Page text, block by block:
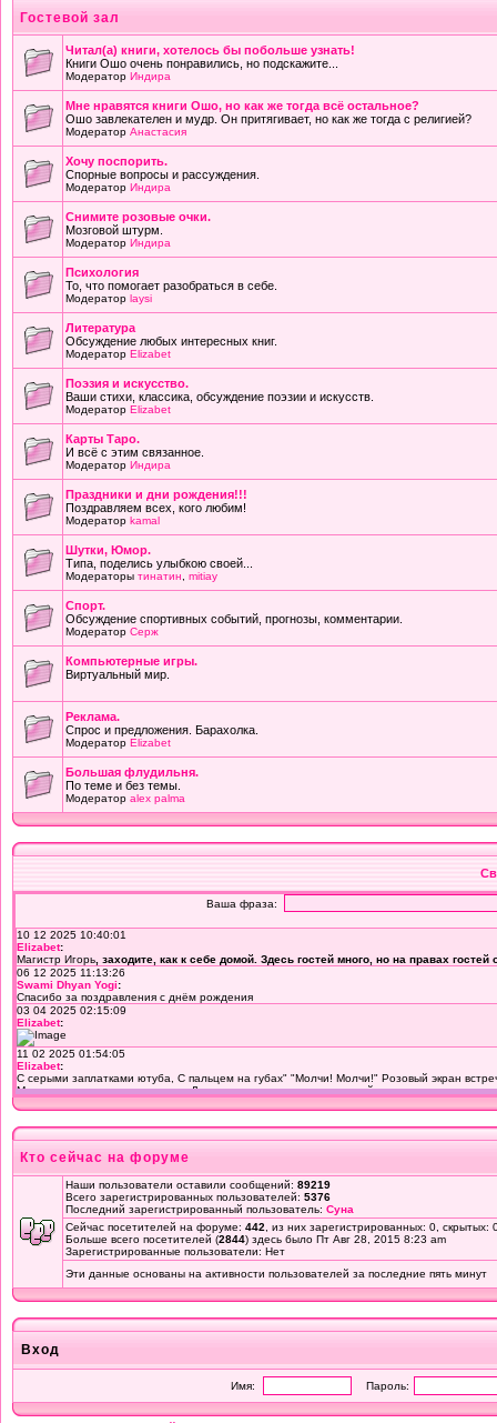
Гостевой зал
Читал(а) книги, хотелось бы побольше узнать!
Книги Ошо очень понравились, но подскажите...
Модератор Индира
Мне нравятся книги Ошо, но как же тогда всё остальное?
Ошо завлекателен и мудр. Он притягивает, но как же тогда с религией?
Модератор Анастасия
Хочу поспорить.
Спорные вопросы и рассуждения.
Модератор Индира
Снимите розовые очки.
Мозговой штурм.
Модератор Индира
Психология
То, что помогает разобраться в себе.
Модератор laysi
Литература
Обсуждение любых интересных книг.
Модератор Elizabet
Поэзия и искусство.
Ваши стихи, классика, обсуждение поэзии и искусств.
Модератор Elizabet
Карты Таро.
И всё с этим связанное.
Модератор Индира
Праздники и дни рождения!!!
Поздравляем всех, кого любим!
Модератор kamal
Шутки, Юмор.
Типа, поделись улыбкою своей...
Модераторы тинатин mitiay
Cпорт.
Обсуждение спортивных событий, прогнозы, комментарии.
Модератор Серж
Компьютерные игры.
Виртуальный мир.
Реклама.
Спрос и предложения. Барахолка.
Модератор Elizabet
Большая флудильня.
По теме и без темы.
Модератор alex palma
Кто сейчас на форуме
Наши пользователи оставили сообщений: 89219
Всего зарегистрированных пользователей: 5376
Последний зарегистрированный пользователь: Суна
Сейчас посетителей на форуме: 442 , из них зарегистрированных: 0,
Больше всего посетителей (2844) здесь было Пт Авг 28, 2015 8:23 am
Зарегистрированные пользователи: Нет
Эти данные основаны на активности пользователей за последние пять минут
Вход
Имя: Пароль: